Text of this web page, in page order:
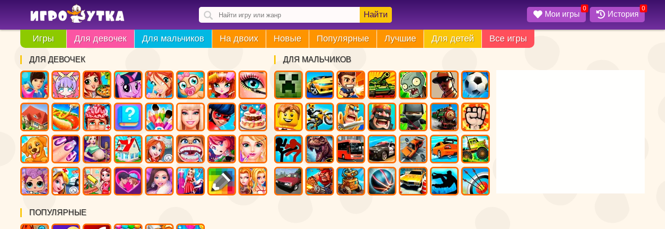
Найти Мои игры
0
История
0
Игры Для девочек Для мальчиков На двоих Новые Популярные Лучшие Для детей Все игры
ДЛЯ МАЛЬЧИКОВ
ДЛЯ ДЕВОЧЕК
ПОПУЛЯРНЫЕ